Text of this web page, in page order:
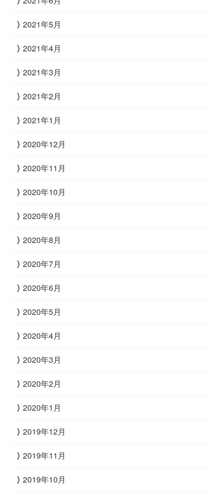
2021年5月
2021年4月
2021年3月
2021年2月
2021年1月
2020年12月
2020年11月
2020年10月
2020年9月
2020年8月
2020年7月
2020年6月
2020年5月
2020年4月
2020年3月
2020年2月
2020年1月
2019年12月
2019年11月
2019年10月